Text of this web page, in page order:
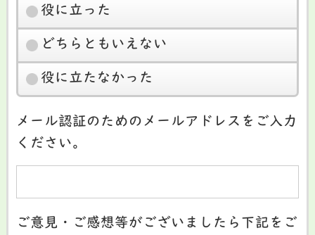
役に立った
どちらともいえない
役に立たなかった
メール認証のためのメールアドレスをご入力
ください。
ご意見・ご感想等がございましたら下記をご